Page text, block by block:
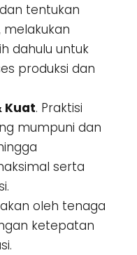
tentukan
melakukan
dahulu untuk
produksi dan
Kuat. Praktisi
mumpuni dan
serta
oleh tenaga
ketepatan